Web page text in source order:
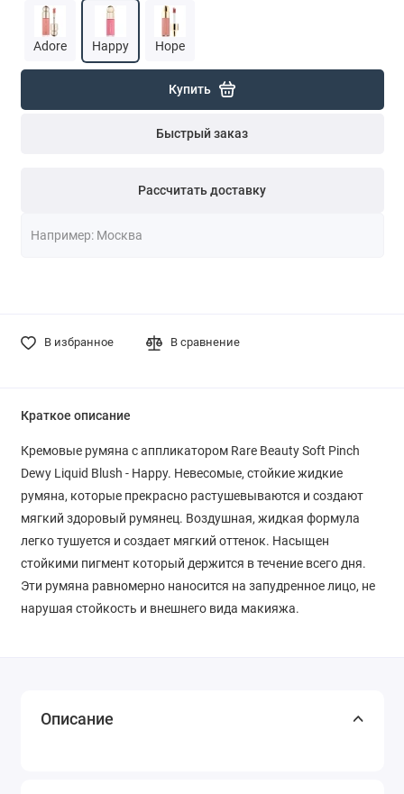
Adore Happy Hope
Купить
Быстрый заказ
Рассчитать доставку
В избранное В сравнение
Краткое описание
Кремовые румяна с аппликатором Rare Beauty Soft Pinch
Dewy Liquid Blush - Happy. Невесомые, стойкие жидкие
румяна, которые прекрасно растушевываются и создают
мягкий здоровый румянец. Воздушная, жидкая формула
легко тушуется и создает мягкий оттенок. Насыщен
стойкими пигмент который держится в течение всего дня.
Эти румяна равномерно наносится на запудренное лицо, не
нарушая стойкость и внешнего вида макияжа.
Описание